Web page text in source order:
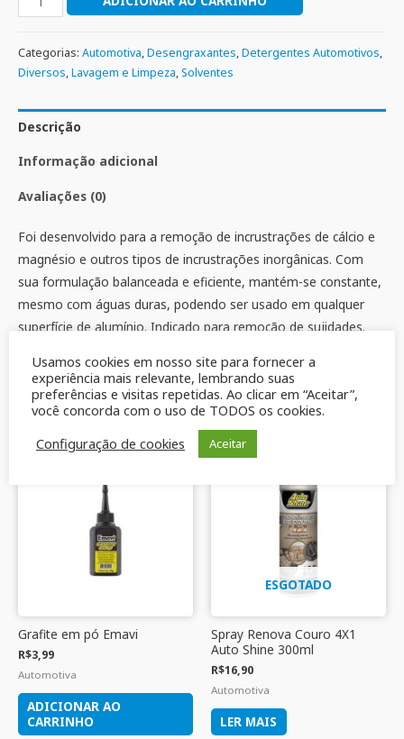
Categorias: Automotiva,Desengraxantes,Detergentes Automotivos,
Diversos,Lavagem e Limpeza,Solventes
Descrição
Informação adicional
Avaliações (0)
Foi desenvolvido para a remoção de incrustrações de cálcio e
magnésio e outros tipos de incrustrações inorgânicas. Com
sua formulação balanceada e eficiente, mantém-se constante,
mesmo com águas duras, podendo ser usado em qualquer
superfície de alumínio. Indicado para remoção de sujidades.
Produtos relacionados
Grafite em pó Emavi
R$3,99
Automotiva
ADICIONAR AO
CARRINHO
ESGOTADO
Spray Renova Couro 4X1
Auto Shine 300ml
R$16,90
Automotiva
LER MAIS
Usamos cookies em nosso site para fornecer a
experiência mais relevante, lembrando suas
preferências e visitas repetidas. Ao clicar em “Aceitar”,
você concorda com o uso de TODOS os cookies.
Configuração de cookies
Aceitar